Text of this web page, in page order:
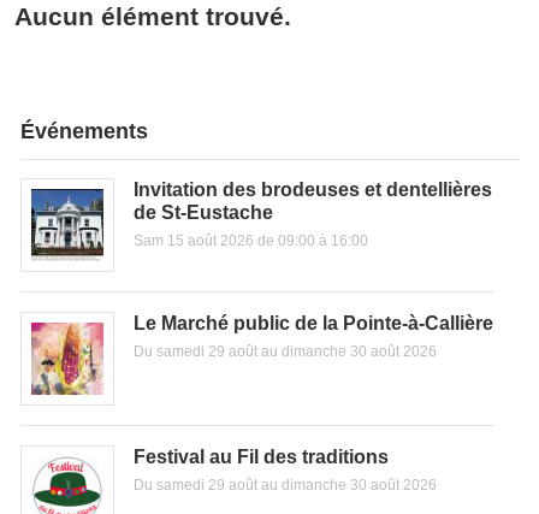
Aucun élément trouvé.
Événements
Invitation des brodeuses et dentellières
de St-Eustache
Sam 15 août 2026 de 09:00 à 16:00
Le Marché public de la Pointe-à-Callière
Du samedi 29 août au dimanche 30 août 2026
Festival au Fil des traditions
Du samedi 29 août au dimanche 30 août 2026